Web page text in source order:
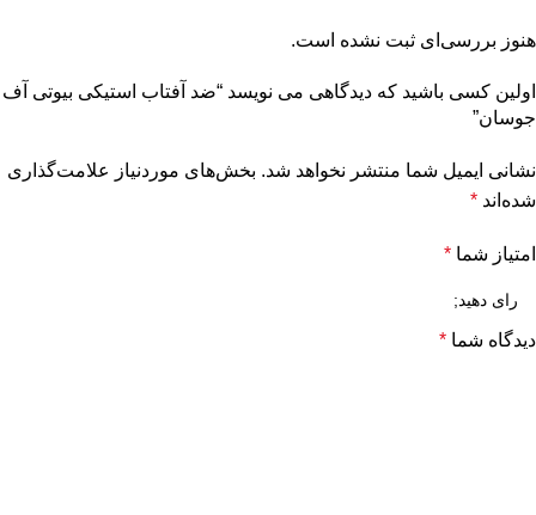
هنوز بررسی‌ای ثبت نشده است.
اولین کسی باشید که دیدگاهی می نویسد “ضد آفتاب استیکی بیوتی آف
جوسان”
نشانی ایمیل شما منتشر نخواهد شد. بخش‌های موردنیاز علامت‌گذاری
شده‌اند *
امتیاز شما *
دیدگاه شما *